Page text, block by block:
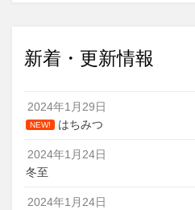
新着・更新情報
2024年1月29日
NEW! はちみつ
2024年1月24日
冬至
2024年1月24日